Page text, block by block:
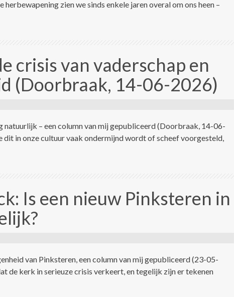
zien we sinds enkele jaren overal om ons heen –
crisis van vaderschap en
(Doorbraak, 14-06-2026)
natuurlijk – een column van mij gepubliceerd (Doorbraak, 14-06-
dit in onze cultuur vaak ondermijnd wordt of scheef voorgesteld,
Is een nieuw Pinksteren in
van Pinksteren, een column van mij gepubliceerd (23-05-
de kerk in serieuze crisis verkeert, en tegelijk zijn er tekenen